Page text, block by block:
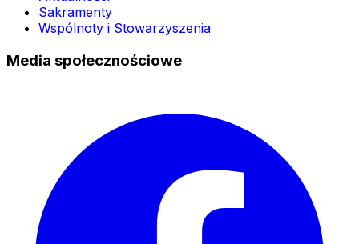
Sakramenty
Wspólnoty i Stowarzyszenia
Media społecznościowe